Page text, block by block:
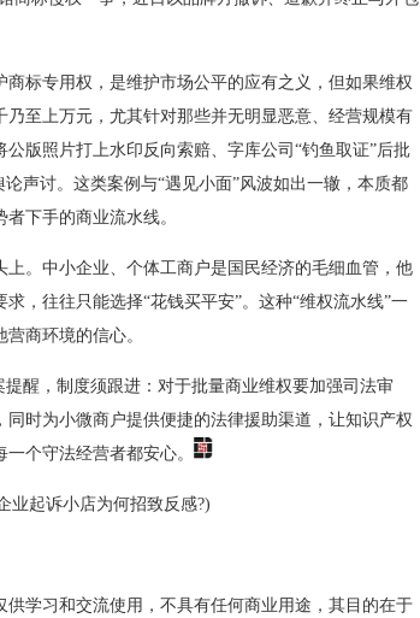
标专用权，是维护市场公平的应有之义，但如果维权
至上万元，尤其针对那些并无明显恶意、经营规模有
版照片打上水印反向索赔、字库公司“钓鱼取证”后批
声讨。这类案例与“遇见小面”风波如出一辙，本质都
下手的商业流水线。
。中小企业、个体工商户是国民经济的毛细血管，他
，往往只能选择“花钱买平安”。这种“维权流水线”一
商环境的信心。
醒，制度须跟进：对于批量商业维权要加强司法审
时为小微商户提供便捷的法律援助渠道，让知识产权
个守法经营者都安心。
业起诉小店为何招致反感?)
供学习和交流使用，不具有任何商业用途，其目的在于